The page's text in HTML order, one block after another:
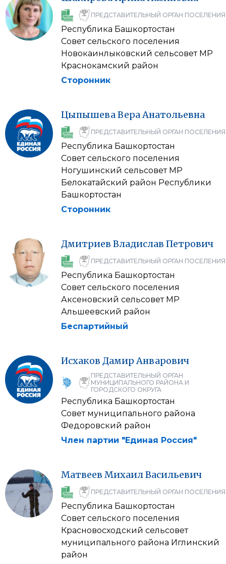
ПРЕДСТАВИТЕЛЬНЫЙ ОРГАН ПОСЕЛЕНИЯ
Республика Башкортостан
Совет сельского поселения
Новокаинлыковский сельсовет МР
Краснокамский район
Сторонник
ЦыпышеваВераАнатольевна
ПРЕДСТАВИТЕЛЬНЫЙ ОРГАН ПОСЕЛЕНИЯ
Республика Башкортостан
Совет сельского поселения
Ногушинский сельсовет МР
Белокатайский район Республики
Башкортостан
Сторонник
Дмитриев Владислав Петрович
ПРЕДСТАВИТЕЛЬНЫЙ ОРГАН ПОСЕЛЕНИЯ
Республика Башкортостан
Совет сельского поселения
Аксеновский сельсовет МР
Альшеевский район
Беспартийный
Исхаков Дамир Анварович
ПРЕДСТАВИТЕЛЬНЫЙ ОРГАН
МУНИЦИПАЛЬНОГО РАЙОНА И
ГОРОДСКОГО ОКРУГА
Республика Башкортостан
Совет муниципального района
Федоровский район
Член партии "Единая Россия"
Матвеев МихаилВасильевич
ПРЕДСТАВИТЕЛЬНЫЙ ОРГАН ПОСЕЛЕНИЯ
Республика Башкортостан
Совет сельского поселения
Красновосходский сельсовет
муниципального района Иглинский
район